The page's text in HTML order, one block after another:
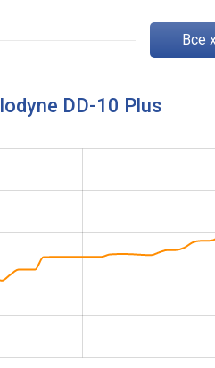
Все
DD-10 Plus